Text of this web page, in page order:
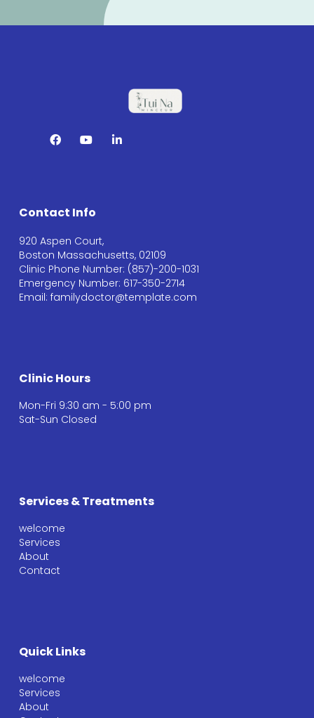
Contact Info
920 Aspen Court,
Boston Massachusetts, 02109
Clinic Phone Number: (857)-200-1031
Emergency Number: 617-350-2714
Email: familydoctor@template.com
Clinic Hours
Mon-Fri 9:30 am - 5:00 pm
Sat-Sun Closed
Services & Treatments
welcome
Services
About
Contact
Quick Links
welcome
Services
About